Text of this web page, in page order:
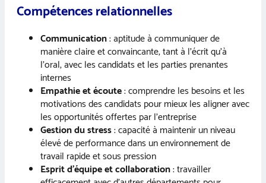
Compétences relationnelles
Communication: aptitude à communiquer de
manière claire et convaincante, tant à l’écrit qu’à
l’oral, avec les candidats et les parties prenantes
internes
Empathie et écoute: comprendre les besoins et les
motivations des candidats pour mieux les aligner avec
les opportunités offertes par l’entreprise
Gestion du stress: capacité à maintenir un niveau
élevé de performance dans un environnement de
travail rapide et sous pression
Esprit d’équipe et collaboration: travailler